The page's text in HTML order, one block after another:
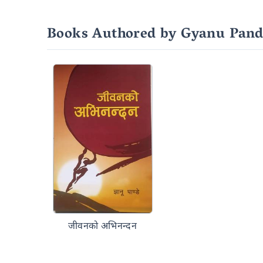
Books Authored by Gyanu
जीवनको अभिनन्दन